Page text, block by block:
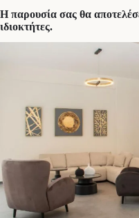
Η παρουσία σας θα
ιδιοκτήτες.